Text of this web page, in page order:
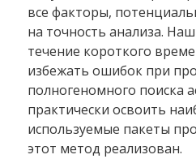
все факторы,
на точность анализа.
течение короткого
избежать ошибок при
полногеномного поиска
практически освоить
используемые пакеты
этот метод реализован.